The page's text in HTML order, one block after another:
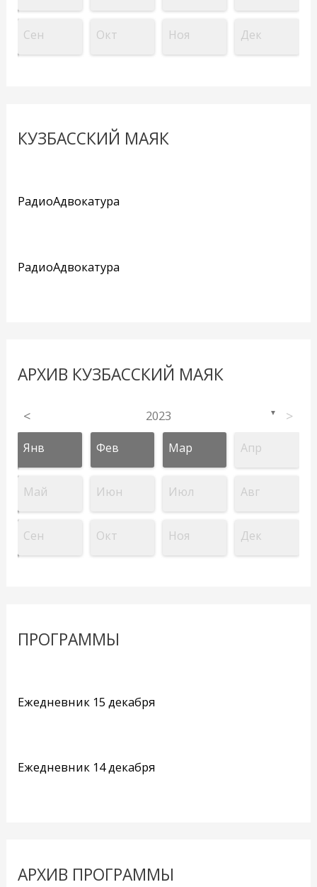
Сен Окт Ноя Дек
КУЗБАССКИЙ МАЯК
РадиоАдвокатура
РадиоАдвокатура
АРХИВ КУЗБАССКИЙ МАЯК
< 2023 ▼ >
Янв Фев Мар Апр
Май Июн Июл Авг
Сен Окт Ноя Дек
ПРОГРАММЫ
Ежедневник 15 декабря
Ежедневник 14 декабря
АРХИВ ПРОГРАММЫ